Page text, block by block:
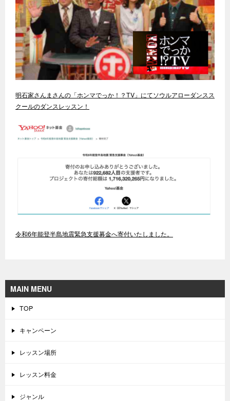
明石家さんまさんの「ホンマでっか！？TV」にてソウルアローダンスス
クールのダンスレッスン！
令和6年能登半島地震緊急支援募金へ寄付いたしました。
MAIN MENU
TOP
キャンペーン
レッスン場所
レッスン料金
ジャンル